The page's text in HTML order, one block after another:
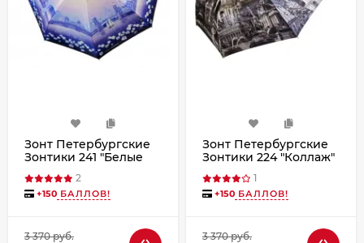
Зонт Петербургские
Зонтики 241 "Белые
2
+150 БАЛЛОВ!
3 370 руб.
Зонт Петербургские
Зонтики 224 "Коллаж"
1
+150 БАЛЛОВ!
3 370 руб.